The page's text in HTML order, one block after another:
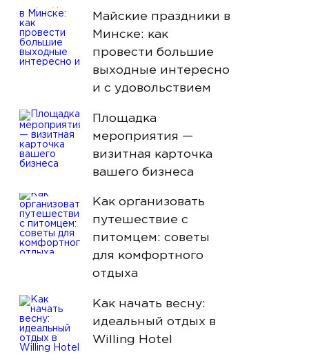
Майские праздники в
Минске: как
провести большие
выходные интересно
и с удовольствием
Площадка
мероприятия —
визитная карточка
вашего бизнеса
Как организовать
путешествие с
питомцем: советы
для комфортного
отдыха
Как начать весну:
идеальный отдых в
Willing Hotel